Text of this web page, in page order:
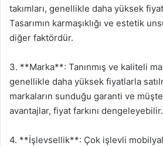
takımları, genellikle daha yüksek
Tasarımın karmaşıklığı ve estetik
diğer faktördür.
3. **Marka**: Tanınmış ve kaliteli
genellikle daha yüksek fiyatlarla
markaların sunduğu garanti ve
avantajlar, fiyat farkını dengeleyebilir.
4. **İşlevsellik**: Çok işlevli